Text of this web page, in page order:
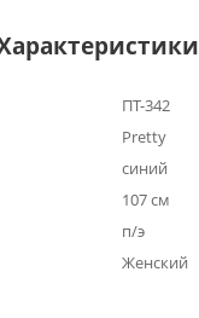
ПТ-342
Pretty
синий
107 см
п/э
Женский